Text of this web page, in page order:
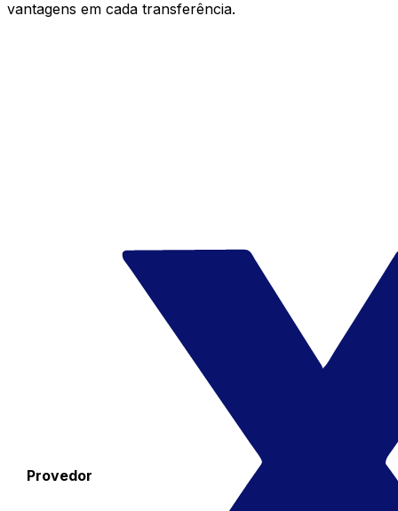
vantagens em cada transferência.
Provedor